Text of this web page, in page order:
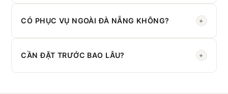
cầu cụ thể.
CÓ PHỤC VỤ NGOÀI ĐÀ NẴNG KHÔNG? +
CẦN ĐẶT TRƯỚC BAO LÂU? +